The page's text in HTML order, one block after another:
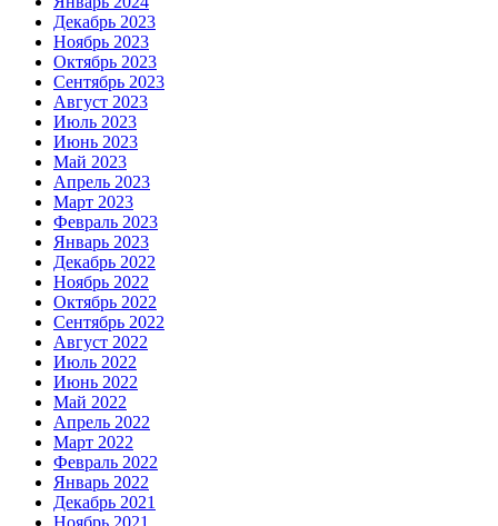
Декабрь 2023
Ноябрь 2023
Октябрь 2023
Сентябрь 2023
Август 2023
Июль 2023
Июнь 2023
Май 2023
Апрель 2023
Март 2023
Февраль 2023
Январь 2023
Декабрь 2022
Ноябрь 2022
Октябрь 2022
Сентябрь 2022
Август 2022
Июль 2022
Июнь 2022
Май 2022
Апрель 2022
Март 2022
Февраль 2022
Январь 2022
Декабрь 2021
Ноябрь 2021